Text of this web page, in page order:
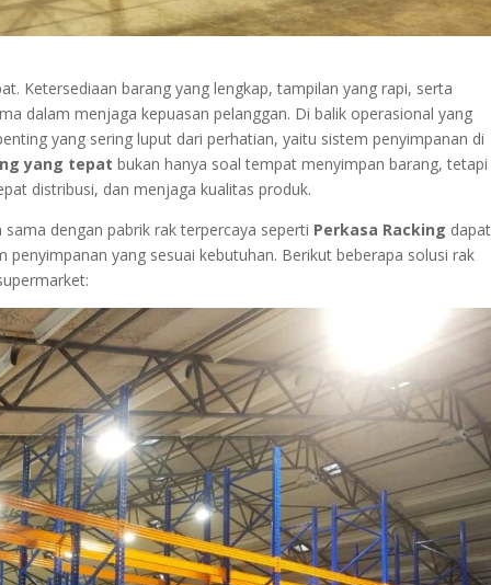
Ketersediaan barang yang lengkap, tampilan yang rapi, serta
dalam menjaga kepuasan pelanggan. Di balik operasional yang
yang sering luput dari perhatian, yaitu sistem penyimpanan di
yang tepat bukan hanya soal tempat menyimpan barang, tetapi
distribusi, dan menjaga kualitas produk.
dengan pabrik rak terpercaya seperti Perkasa Racking dapat
yang sesuai kebutuhan. Berikut beberapa solusi rak